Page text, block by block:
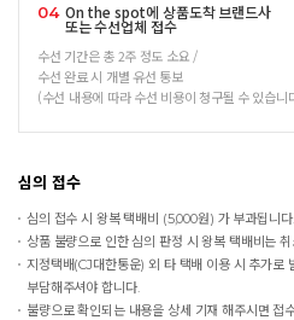
04 On the spot에 상품도착 브랜드사
또는 수선업체 접수
수선 기간은 총 2주 정도 소요 /
수선 완료 시 개별 유선 통보
(수선 내용에 따라 수선 비용이 청구될 수 있습니
심의 접수
심의 접수 시 왕복 택배비 (5,000원) 가 부과됩니다.
상품 불량으로 인한 심의 판정 시 왕복 택배비는
지정택배(CJ대한통운) 외 타 택배 이용 시 추가로
부담해주셔야 합니다.
불량으로 확인되는 내용을 상세 기재 해주시면 접